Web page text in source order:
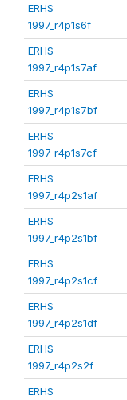
ERHS
1997_r4p1s6f
ERHS
1997_r4p1s7af
ERHS
1997_r4p1s7bf
ERHS
1997_r4p1s7cf
ERHS
1997_r4p2s1af
ERHS
1997_r4p2s1bf
ERHS
1997_r4p2s1cf
ERHS
1997_r4p2s1df
ERHS
1997_r4p2s2f
ERHS